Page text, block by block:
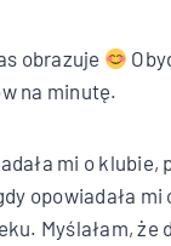
obrazuje
na minutę.
mi o klubie,
opowiadała
Myślałam, że